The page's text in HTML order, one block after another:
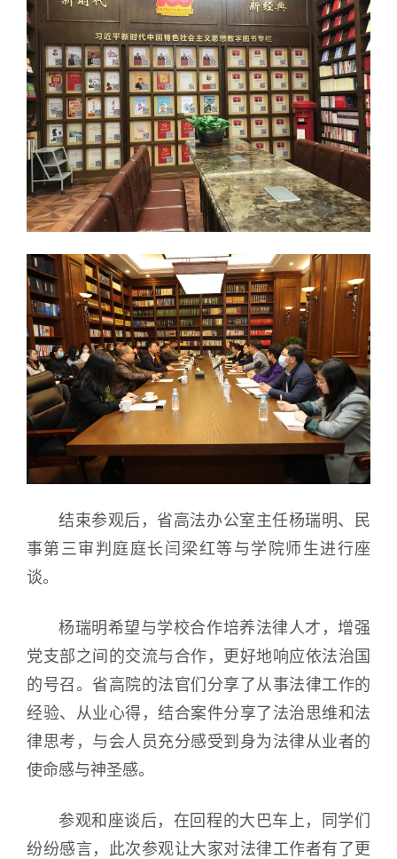
结束参观后，省高法办公室主任杨瑞明、民
事第三审判庭庭长闫梁红等与学院师生进行座
谈。
杨瑞明希望与学校合作培养法律人才，增强
党支部之间的交流与合作，更好地响应依法治国
的号召。省高院的法官们分享了从事法律工作的
经验、从业心得，结合案件分享了法治思维和法
律思考，与会人员充分感受到身为法律从业者的
使命感与神圣感。
参观和座谈后，在回程的大巴车上，同学们
纷纷感言，此次参观让大家对法律工作者有了更